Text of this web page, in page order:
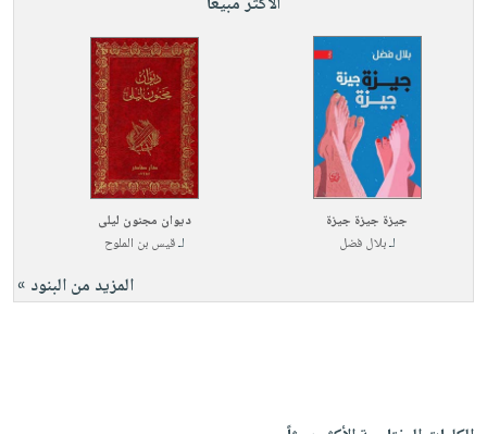
جيزة جيزة جيزة
لـبلال فضل
ديوان مجنون ليلى
لـقيس بن الملوح
المزيد من البنود »